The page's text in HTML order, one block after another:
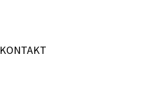
KONTAKT